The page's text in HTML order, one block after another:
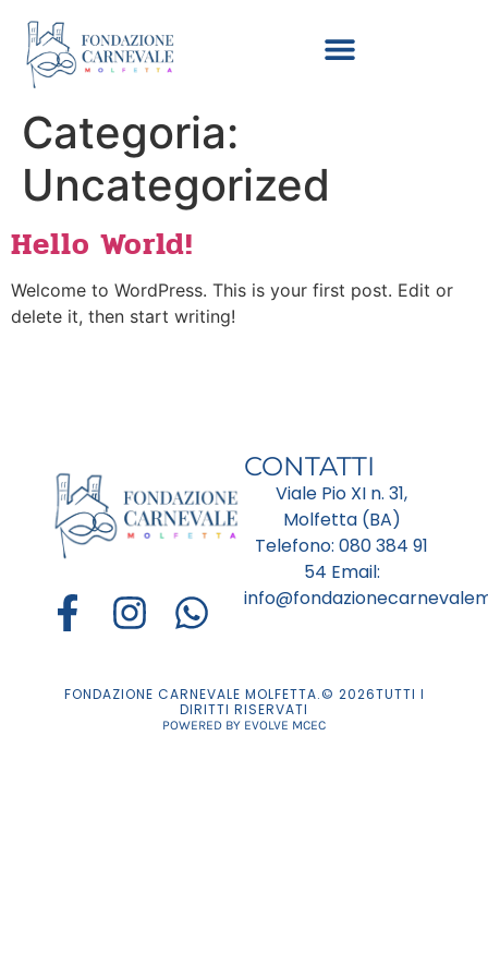
Categoria:
Uncategorized
Hello World!
Welcome to WordPress. This is your first post. Edit or
delete it, then start writing!
CONTATTI
Viale Pio XI n. 31,
Molfetta (BA)
Telefono:080 384 91
54 Email:
FONDAZIONE CARNEVALE MOLFETTA.© 2026TUTTI I
DIRITTI RISERVATI
POWERED BY EVOLVE MCEC